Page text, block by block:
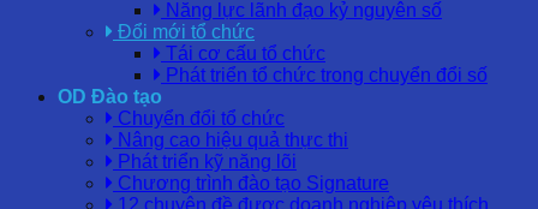
Năng lực lãnh đạo kỷ nguyên số
Đổi mới tổ chức
Tái cơ cấu tổ chức
Phát triển tổ chức trong chuyển đổi số
OD Đào tạo
Chuyển đổi tổ chức
Nâng cao hiệu quả thực thi
Phát triển kỹ năng lõi
Chương trình đào tạo Signature